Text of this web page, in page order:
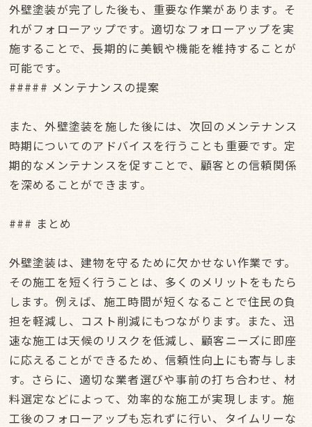
外壁塗装が完了した後も、重要な作業があります。そ
れがフォローアップです。適切なフォローアップを実
施することで、長期的に美観や機能を維持することが
可能です。
##### メンテナンスの提案
また、外壁塗装を施した後には、次回のメンテナンス
時期についてのアドバイスを行うことも重要です。定
期的なメンテナンスを促すことで、顧客との信頼関係
を深めることができます。
### まとめ
外壁塗装は、建物を守るために欠かせない作業です。
その施工を短く行うことは、多くのメリットをもたら
します。例えば、施工時間が短くなることで住民の負
担を軽減し、コスト削減にもつながります。また、迅
速な施工は天候のリスクを低減し、顧客ニーズに即座
に応えることができるため、信頼性向上にも寄与しま
す。さらに、適切な業者選びや事前の打ち合わせ、材
料選定などによって、効率的な施工が実現します。施
工後のフォローアップも忘れずに行い、タイムリーな